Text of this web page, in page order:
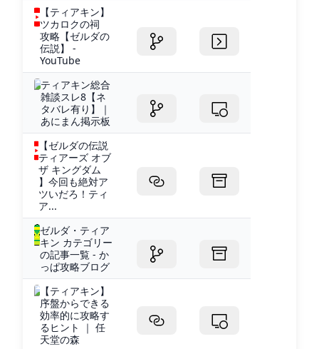
【ティアキン】
ツカロクの祠
攻略【ゼルダの
伝説】 -
YouTube
ティアキン総合
雑談スレ8【ネ
タバレ有り】｜
あにまん掲示板
【ゼルダの伝説
ティアーズ オブ
ザ キングダム
】今回も絶対ア
ツいだろ！ティ
ア...
ゼルダ・ティア
キン カテゴリー
の記事一覧 - か
っぱ攻略ブログ
【ティアキン】
序盤からできる
効率的に攻略す
るヒント ｜ 任
天堂の森